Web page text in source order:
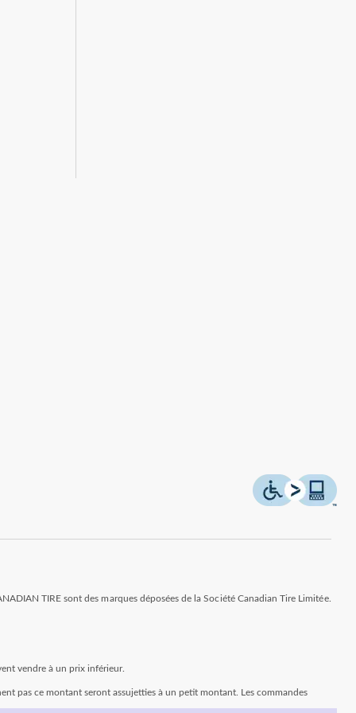
TIRE sont des marques déposées de la Société Canadian Tire Limitée.
vendre à un prix inférieur.
pas ce montant seront assujetties à un petit montant. Les commandes